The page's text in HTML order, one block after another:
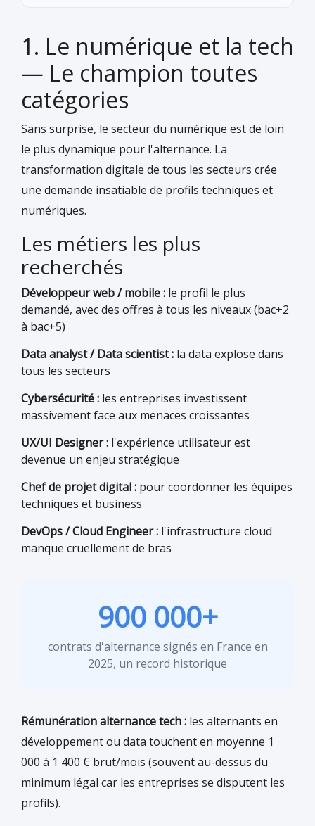
1. Le numérique et la tech
— Le champion toutes
catégories
Sans surprise, le secteur du numérique est de loin
le plus dynamique pour l'alternance. La
transformation digitale de tous les secteurs crée
une demande insatiable de profils techniques et
numériques.
Les métiers les plus
recherchés
Développeur web / mobile : le profil le plus
demandé, avec des offres à tous les niveaux (bac+2
à bac+5)
Data analyst / Data scientist : la data explose dans
tous les secteurs
Cybersécurité : les entreprises investissent
massivement face aux menaces croissantes
UX/UI Designer : l'expérience utilisateur est
devenue un enjeu stratégique
Chef de projet digital : pour coordonner les équipes
techniques et business
DevOps / Cloud Engineer : l'infrastructure cloud
manque cruellement de bras
900 000+
contrats d'alternance signés en France en
2025, un record historique
Rémunération alternance tech : les alternants en
développement ou data touchent en moyenne 1
000 à 1 400 € brut/mois (souvent au-dessus du
minimum légal car les entreprises se disputent les
profils).